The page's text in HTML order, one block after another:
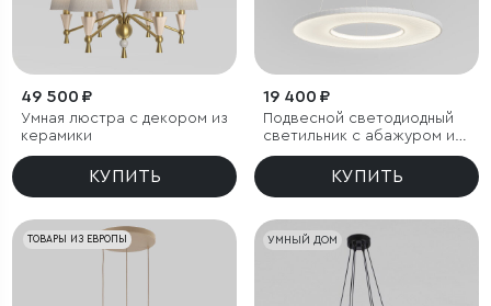
49 500 ₽
Умная люстра с декором из
керамики
КУПИТЬ
19 400 ₽
Подвесной светодиодный
светильник с абажуром из
ткани
КУПИТЬ
ТОВАРЫ ИЗ ЕВРОПЫ УМНЫЙ ДОМ